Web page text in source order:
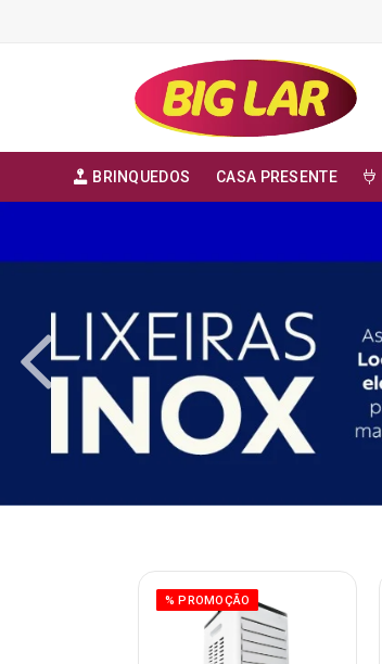
BRINQUEDOS CASA PRESENTE
% PROMOÇÃO